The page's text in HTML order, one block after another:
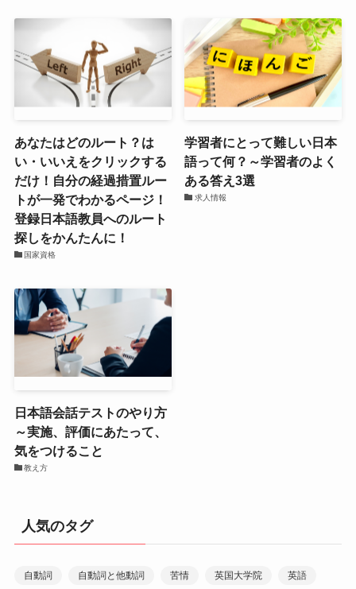
あなたはどのルート？は
い・いいえをクリックする
だけ！自分の経過措置ルー
トが一発でわかるページ！
登録日本語教員へのルート
探しをかんたんに！
国家資格
学習者にとって難しい日本
語って何？～学習者のよく
ある答え3選
求人情報
日本語会話テストのやり方
～実施、評価にあたって、
気をつけること
教え方
人気のタグ
自動詞 自動詞と他動詞 苦情 英国大学院 英語